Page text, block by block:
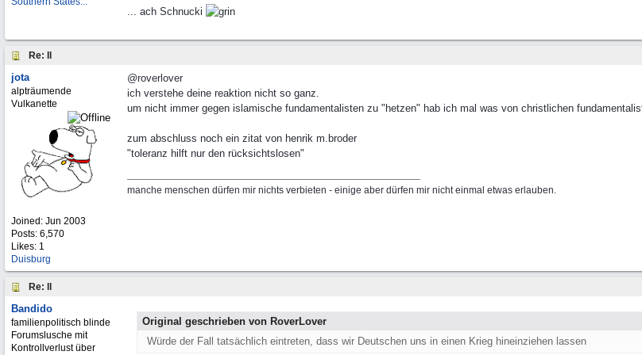
... ach Schnucki
Re: ll
jota
alpträumende
Vulkanette
Joined: Jun 2003
Posts: 6,570
Likes: 1
Duisburg
@roverlover
ich verstehe deine reaktion nicht so ganz.
um nicht immer gegen islamische fundamentalisten zu "hetzen" hab ich mal was von christlichen
zum abschluss noch ein zitat von henrik m.broder
"toleranz hilft nur den rücksichtslosen"
manche menschen dürfen mir nichts verbieten - einige aber dürfen mir nicht einmal etwas erlauben.
Re: ll
Bandido
familienpolitisch blinde
Forumslusche mit
Kontrollverlust über
Original geschrieben von RoverLover
Würde der Fall tatsächlich eintreten, dass wir Deutschen uns in einen Krieg hineinziehen lassen